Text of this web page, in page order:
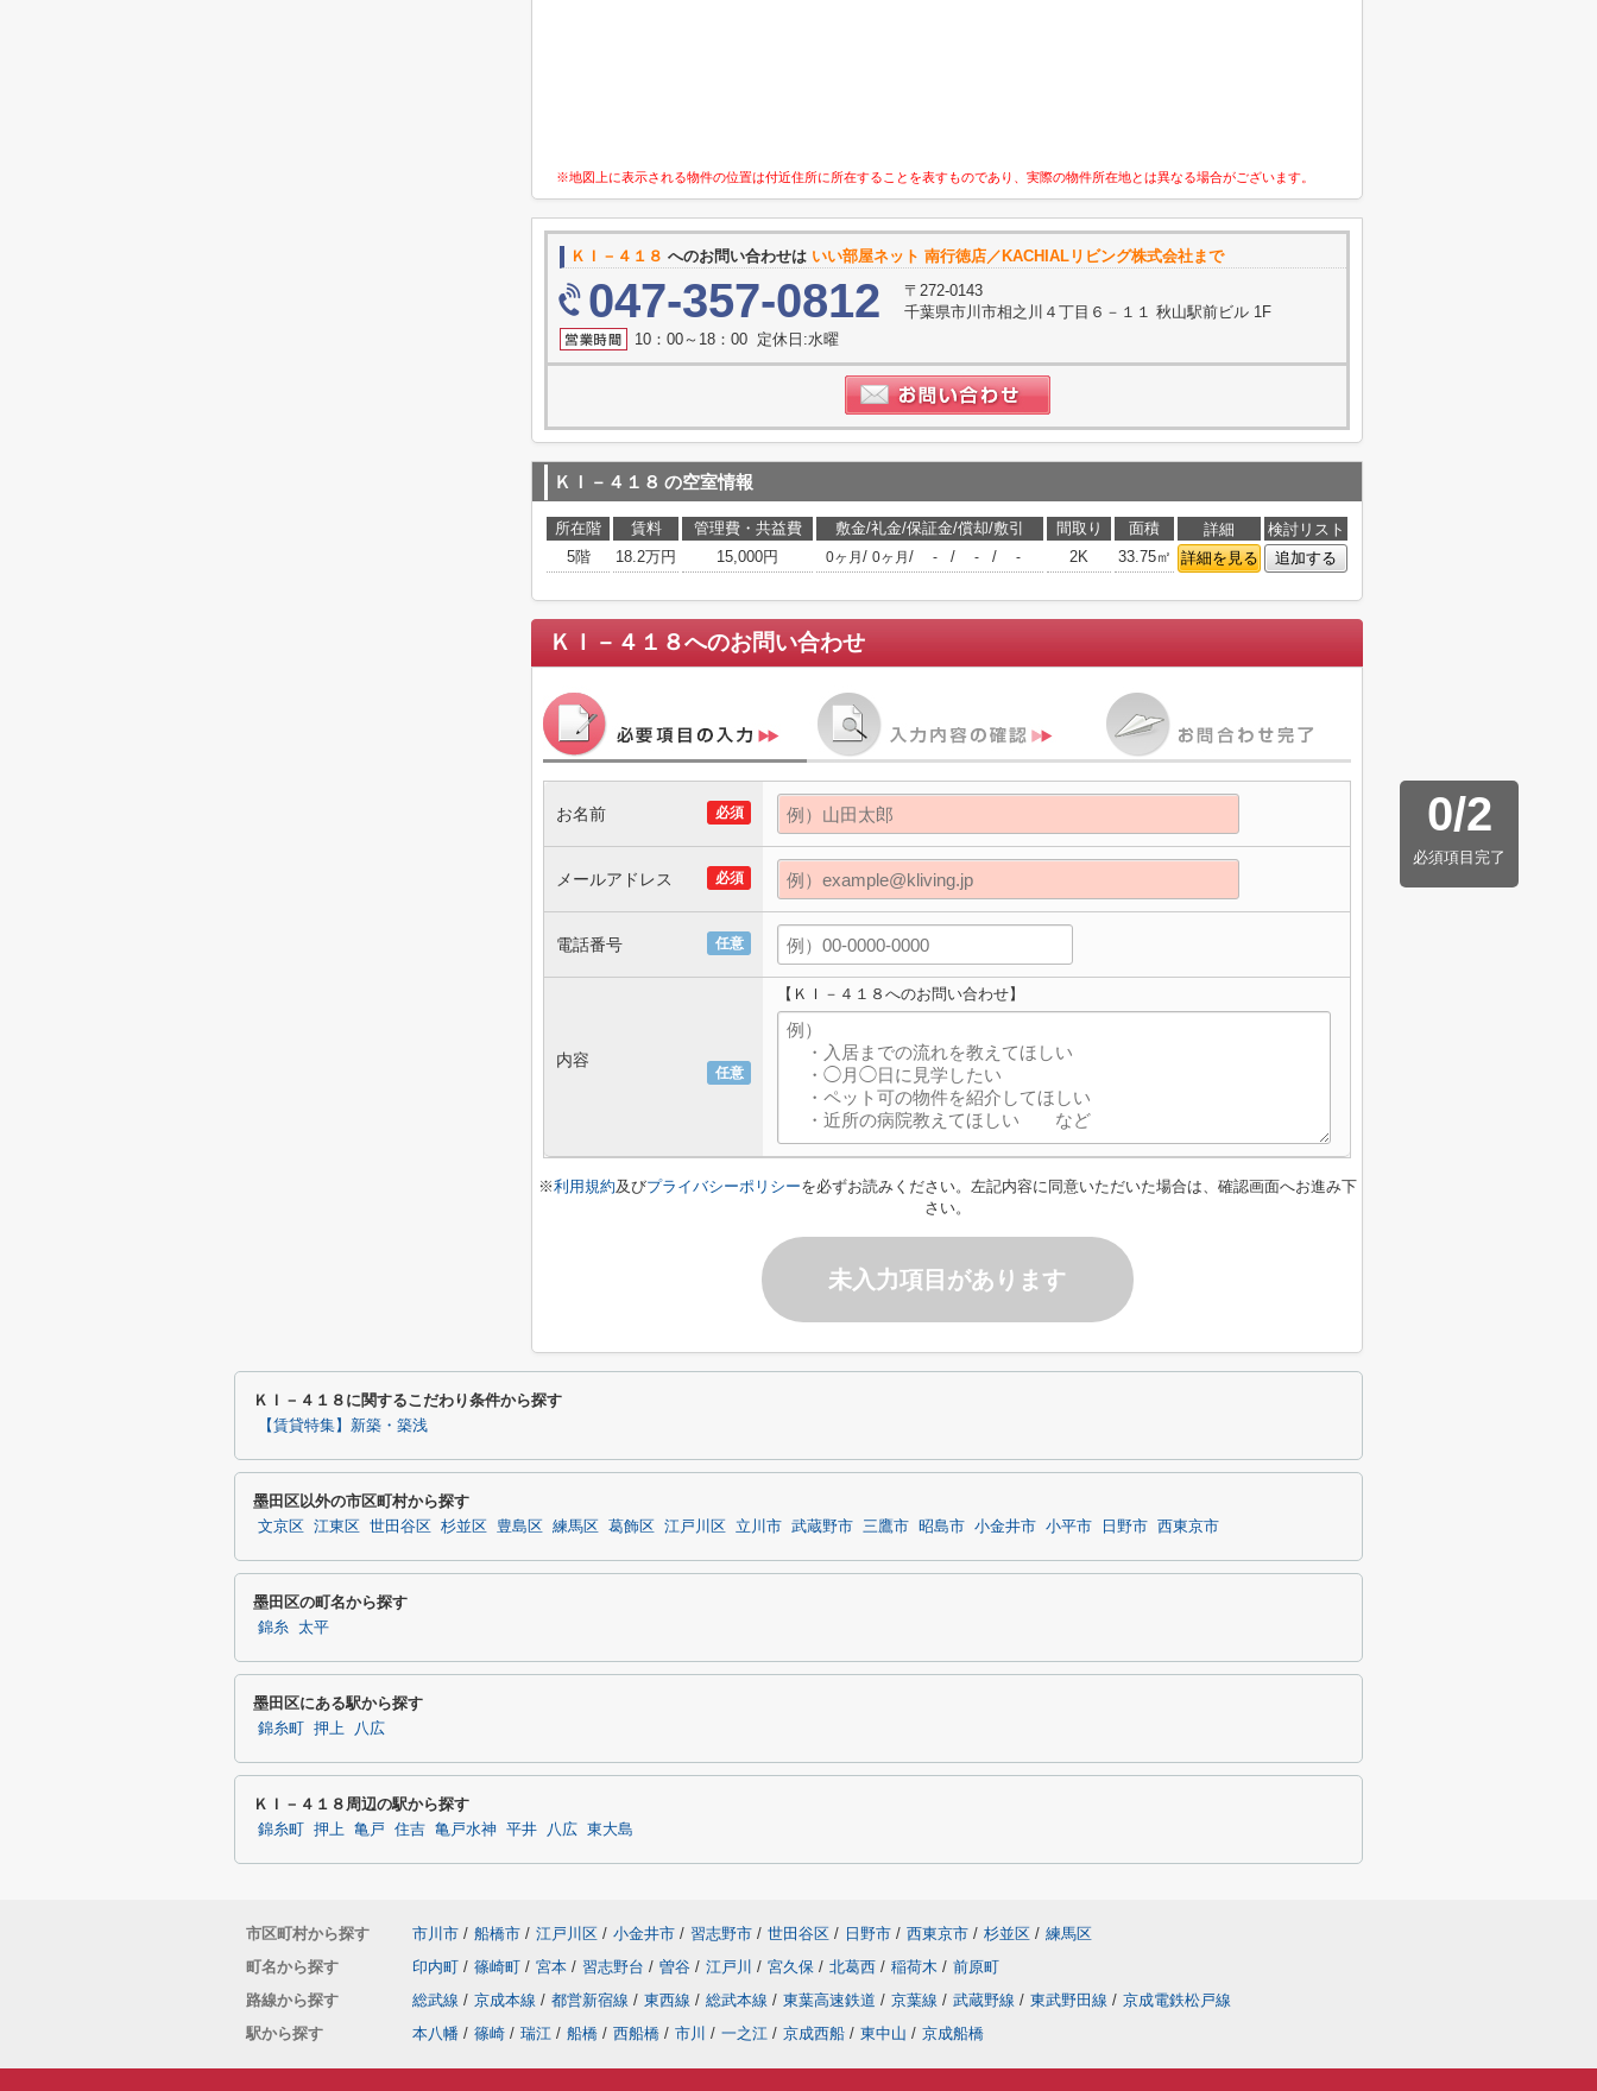
※地図上に表示される物件の位置は付近住所に所在することを表すものであり、実際の物件所在地とは異なる場合がございます。
ＫＩ－４１８ へのお問い合わせは いい部屋ネット 南行徳店／KACHIALリビング株式会社まで
047-357-0812
〒272-0143
千葉県市川市相之川４丁目６－１１ 秋山駅前ビル 1F
10：00～18：00 定休日:水曜
ＫＩ－４１８ の空室情報
所在階 賃料 管理費・共益費 敷金/礼金/保証金/償却/敷引 間取り 面積 詳細
検討リスト
5階
18.2万円 15,000円 0ヶ月 / 0ヶ月 / - / - / - 2K 33.75㎡ 詳細を見る 追加する
ＫＩ－４１８へのお問い合わせ
0/2
必須項目完了
必須
お名前
必須
メールアドレス
任意
電話番号
任意
内容
【ＫＩ－４１８へのお問い合わせ】
※利用規約及びプライバシーポリシーを必ずお読みください。左記内容に同意いただいた場合は、確認画面へお進み下
さい。
未入力項目があります
ＫＩ－４１８に関するこだわり条件から探す
【賃貸特集】新築・築浅
墨田区以外の市区町村から探す
文京区 江東区 世田谷区 杉並区 豊島区 練馬区 葛飾区 江戸川区 立川市 武蔵野市 三鷹市 昭島市 小金井市 小平市 日野市 西東京市
墨田区の町名から探す
錦糸 太平
墨田区にある駅から探す
錦糸町 押上 八広
ＫＩ－４１８周辺の駅から探す
錦糸町 押上 亀戸 住吉 亀戸水神 平井 八広 東大島
市区町村から探す 市川市 / 船橋市 / 江戸川区 / 小金井市 / 習志野市 / 世田谷区 / 日野市 / 西東京市 / 杉並区 / 練馬区
町名から探す
印内町 / 篠崎町 / 宮本 / 習志野台 / 曽谷 / 江戸川 / 宮久保 / 北葛西 / 稲荷木 / 前原町
路線から探す
総武線 / 京成本線 / 都営新宿線 / 東西線 / 総武本線 / 東葉高速鉄道 / 京葉線 / 武蔵野線 / 東武野田線 / 京成電鉄松戸線
駅から探す
本八幡 / 篠崎 / 瑞江 / 船橋 / 西船橋 / 市川 / 一之江 / 京成西船 / 東中山 / 京成船橋